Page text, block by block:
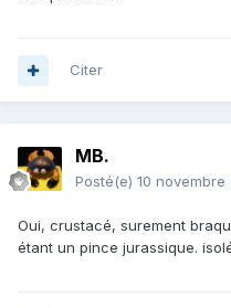
Citer
MB.
Posté(e) 10 novembre
Oui, crustacé, surement
étant un pince jurassique.